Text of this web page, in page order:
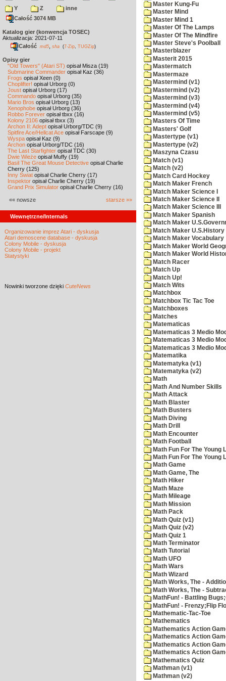
Y
Z
inne
Całość 3074 MB
Katalog gier (konwencja TOSEC)
Aktualizacja: 2021-07-11
Całość md5 sha (7-Zip TUGZip)
Opisy gier
"Old Towers" (Atari ST) opisał Misza (19)
Submarine Commander opisał Kaz (36)
Frogs opisał Xeen (0)
Choplifter! opisał Urborg (0)
Joust opisał Urborg (17)
Commando opisał Urborg (35)
Mario Bros opisał Urborg (13)
Xenophobe opisał Urborg (36)
Robbo Forever opisał tbxx (16)
Kolony 2106 opisał tbxx (3)
Archon II: Adept opisał Urborg/TDC (9)
Spitfire Ace/Hellcat Ace opisał Farscape (9)
Wyspa opisał Kaz (9)
Archon opisał Urborg/TDC (16)
The Last Starfighter opisał TDC (30)
Dwie Wieże opisał Muffy (19)
Basil The Great Mouse Detective opisał Charlie
Cherry (125)
Inny Świat opisał Charlie Cherry (17)
Inspektor opisał Charlie Cherry (19)
Grand Prix Simulator opisał Charlie Cherry (16)
«« nowsze starsze »»
Wewnętrzne/Internals
Organizowanie imprez Atari - dyskusja
Atari demoscene database - dyskusja
Colony Mobile - dyskusja
Colony Mobile - projekt
Statystyki
Nowinki tworzone dzięki CuteNews
Master Kung-Fu
Master Mind
Master Mind 1
Master Of The Lamps
Master Of The Mindfire
Master Steve's Poolball
Masterblazer
Masterit 2015
Mastermatch
Mastermaze
Mastermind (v1)
Mastermind (v2)
Mastermind (v3)
Mastermind (v4)
Mastermind (v5)
Masters Of Time
Masters' Golf
Mastertype (v1)
Mastertype (v2)
Maszyna Czasu
Match (v1)
Match (v2)
Match Card Hockey
Match Maker French
Match Maker Science I
Match Maker Science II
Match Maker Science III
Match Maker Spanish
Match Maker
Match Maker U.S.History
Match Maker Vocabulary
Match Maker World
Match Maker World
Match Racer
Match Up
Match Up!
Match Wits
Matchbox
Matchbox Tic Tac Toe
Matchboxes
Matches
Matematicas
Matematicas 3 Medio
Matematicas 3 Medio
Matematicas 3 Medio
Matematika
Matematyka (v1)
Matematyka (v2)
Math
Math And Number Skills
Math Attack
Math Blaster
Math Busters
Math Diving
Math Drill
Math Encounter
Math Football
Math Fun For The Young
Math Fun For The Young
Math Game
Math Game, The
Math Hiker
Math Maze
Math Mileage
Math Mission
Math Pack
Math Quiz (v1)
Math Quiz (v2)
Math Quiz 1
Math Terminator
Math Tutorial
Math UFO
Math Wars
Math Wizard
Math Works, The -
Math Works, The -
MathFun! - Battling
MathFun! - Frenzy;Flip
Mathematic-Tac-Toe
Mathematics
Mathematics Action
Mathematics Action
Mathematics Action
Mathematics Action
Mathematics Quiz
Mathman (v1)
Mathman (v2)